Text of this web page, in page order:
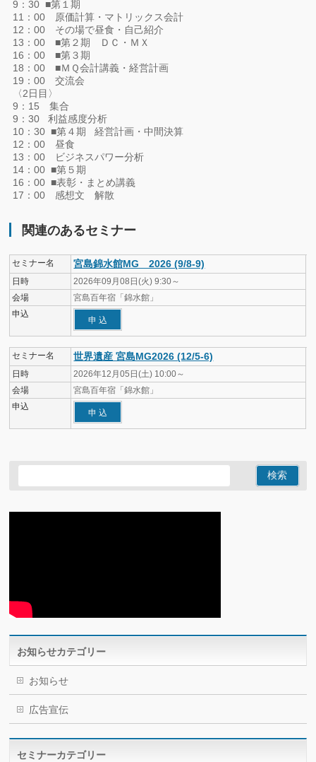
9：30 ■第１期
11：00 原価計算・マトリックス会計
12：00 その場で昼食・自己紹介
13：00 ■第２期 ＤＣ・ＭＸ
16：00 ■第３期
18：00 ■ＭＱ会計講義・経営計画
19：00 交流会
〈2日目〉
9：15 集合
9：30 利益感度分析
10：30 ■第４期 経営計画・中間決算
12：00 昼食
13：00 ビジネスパワー分析
14：00 ■第５期
16：00 ■表彰・まとめ講義
17：00 感想文 解散
関連のあるセミナー
セミナー名 宮島錦水館MG 2026 (9/8-9)
日時
2026年09月08日(火) 9:30～
会場
宮島百年宿「錦水館」
申込
申 込
セミナー名 世界遺産 宮島MG2026 (12/5-6)
日時
2026年12月05日(土) 10:00～
会場
宮島百年宿「錦水館」
申込
申 込
お知らせカテゴリー
お知らせ
広告宣伝
セミナーカテゴリー